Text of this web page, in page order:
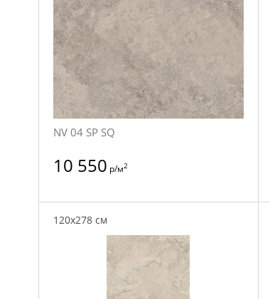
NV 04 SP SQ
10 550 р/м2
120x278 см